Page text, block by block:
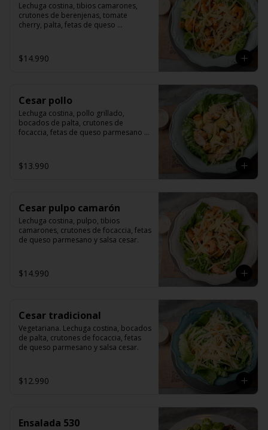
Lechuga costina, tibios camarones,
crutones de berenjenas, tomate
cherry, palta, fetas de queso
$14.990
Cesar pollo
Lechuga costina, pollo grillado,
bocados de palta, crutones de
focaccia, fetas de queso parmesano y
$13.990
Cesar pulpo camarón
Lechuga costina, pulpo, tibios
camarones, crutones de focaccia, fetas
de queso parmesano y salsa cesar.
$14.990
Cesar tradicional
Vegetariana. Lechuga costina, bocados
de palta, crutones de focaccia, fetas
de queso parmesano y salsa cesar.
$12.990
Ensalada 530